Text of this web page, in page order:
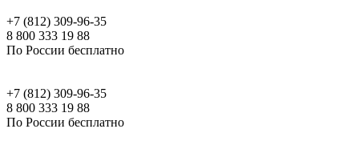
+7 (812) 309-96-35
8 800 333 19 88
По России бесплатно
+7 (812) 309-96-35
8 800 333 19 88
По России бесплатно